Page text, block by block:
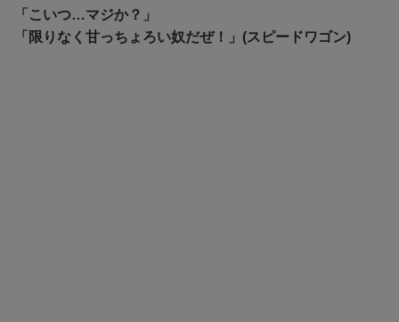
「こいつ…マジか？」
「 限りなく甘っちょろい奴だぜ！」(スピードワゴン)